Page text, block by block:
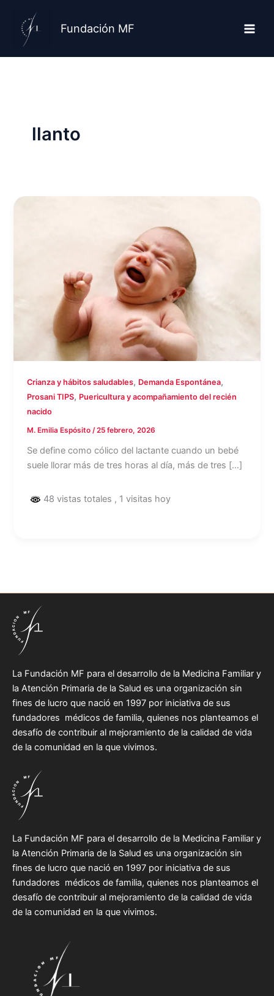
contenido
Fundación MF
llanto
Crianza y hábitos saludables, Demanda Espontánea,
Prosani TIPS, Puericultura y acompañamiento del recién
nacido
M. Emilia Espósito/25 febrero, 2026
Se define como cólico del lactante cuando un bebé
suele llorar más de tres horas al día, más de tres […]
48 vistas totales , 1 visitas hoy
La Fundación MF para el desarrollo de la Medicina Familiar y
la Atención Primaria de la Salud es una organización sin
fines de lucro que nació en 1997 por iniciativa de sus
fundadores médicos de familia, quienes nos planteamos el
desafío de contribuir al mejoramiento de la calidad de vida
de la comunidad en la que vivimos.
La Fundación MF para el desarrollo de la Medicina Familiar y
la Atención Primaria de la Salud es una organización sin
fines de lucro que nació en 1997 por iniciativa de sus
fundadores médicos de familia, quienes nos planteamos el
desafío de contribuir al mejoramiento de la calidad de vida
de la comunidad en la que vivimos.